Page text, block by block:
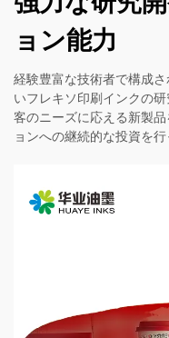
ョン能力
経験豊富な技術者で構成
いフレキソ印刷インクの
客のニーズに応える新製
ョンへの継続的な投資を行